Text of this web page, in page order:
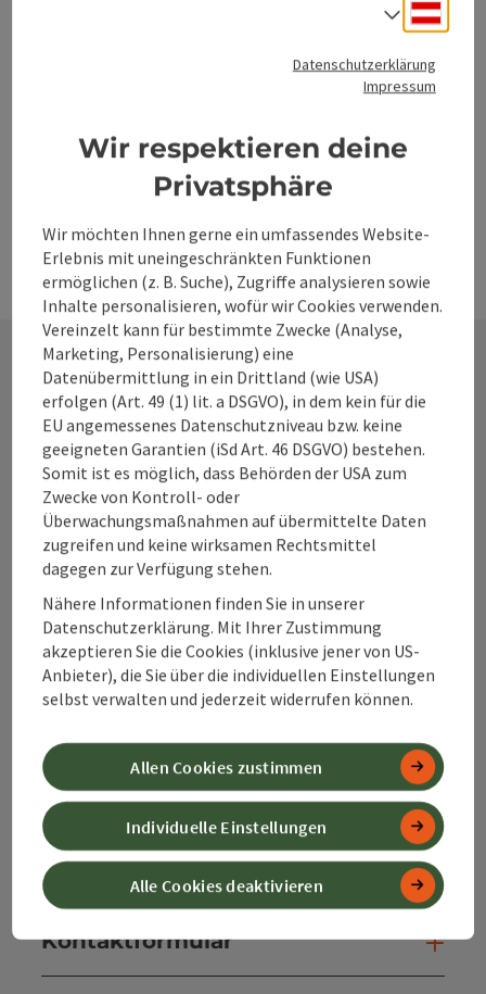
erlebt. Als Abschluss können Sie gerne unsere leckeren
Kontakt
Alpenland Tourismus GmbH
Bahnhofstraße 2
4580 Windischgarsten
+43 50 360 360 360
info@360alpenland.com
InstagramFacebookYouTube
Kontaktformular
Datenschutzerklärung
Impressum
Wir respektieren deine
Privatsphäre
Wir möchten Ihnen gerne ein umfassendes Website-
Erlebnis mit uneingeschränkten Funktionen
ermöglichen (z. B. Suche), Zugriffe analysieren sowie
Inhalte personalisieren, wofür wir Cookies verwenden.
Vereinzelt kann für bestimmte Zwecke (Analyse,
Marketing, Personalisierung) eine
Datenübermittlung in ein Drittland (wie USA)
erfolgen (Art. 49 (1) lit. a DSGVO), in dem kein für die
EU angemessenes Datenschutzniveau bzw. keine
geeigneten Garantien (iSd Art. 46 DSGVO) bestehen.
Somit ist es möglich, dass Behörden der USA zum
Zwecke von Kontroll- oder
Überwachungsmaßnahmen auf übermittelte Daten
zugreifen und keine wirksamen Rechtsmittel
dagegen zur Verfügung stehen.
Nähere Informationen finden Sie in unserer
Datenschutzerklärung. Mit Ihrer Zustimmung
akzeptieren Sie die Cookies (inklusive jener von US-
Anbieter), die Sie über die individuellen Einstellungen
selbst verwalten und jederzeit widerrufen können.
Alle Cookies deaktivieren
Individuelle Einstellungen
Allen Cookies zustimmen